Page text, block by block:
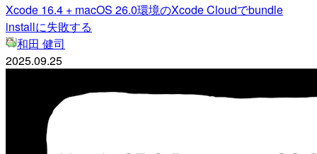
Xcode 16.4 + macOS 26.0環境のXcode Cloudでbundle
installに失敗する
和田 健司
2025.09.25